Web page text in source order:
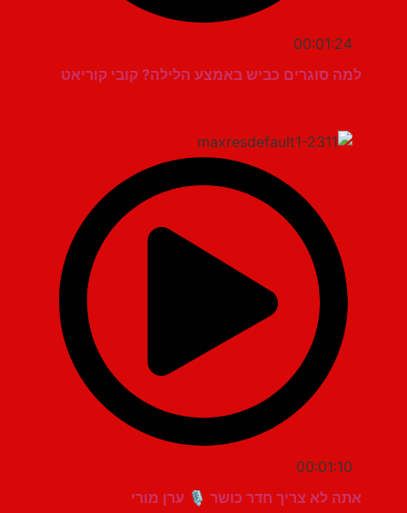
00:01:24
למה סוגרים כביש באמצע הלילה? קובי קוריאט
00:01:10
אתה לא צריך חדר כושר 🎙️ ערן מורי